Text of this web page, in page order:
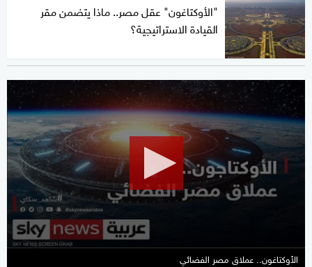
"الأوكتاغون" عقل مصر.. ماذا يتضمن مقر
القيادة الاستراتيجية؟
0
seconds
of
4
minutes,
16
seconds
الأوكتاغون.. عملاق مصر الفضائي